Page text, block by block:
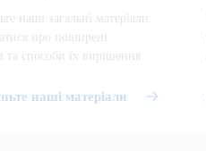
наші загальні матеріали,
про поширені
та способи їх вирішення.
наші матеріали